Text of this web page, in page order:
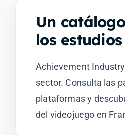
Un
los
Achievement
sector. Consulta las
plataformas y
del videojuego en